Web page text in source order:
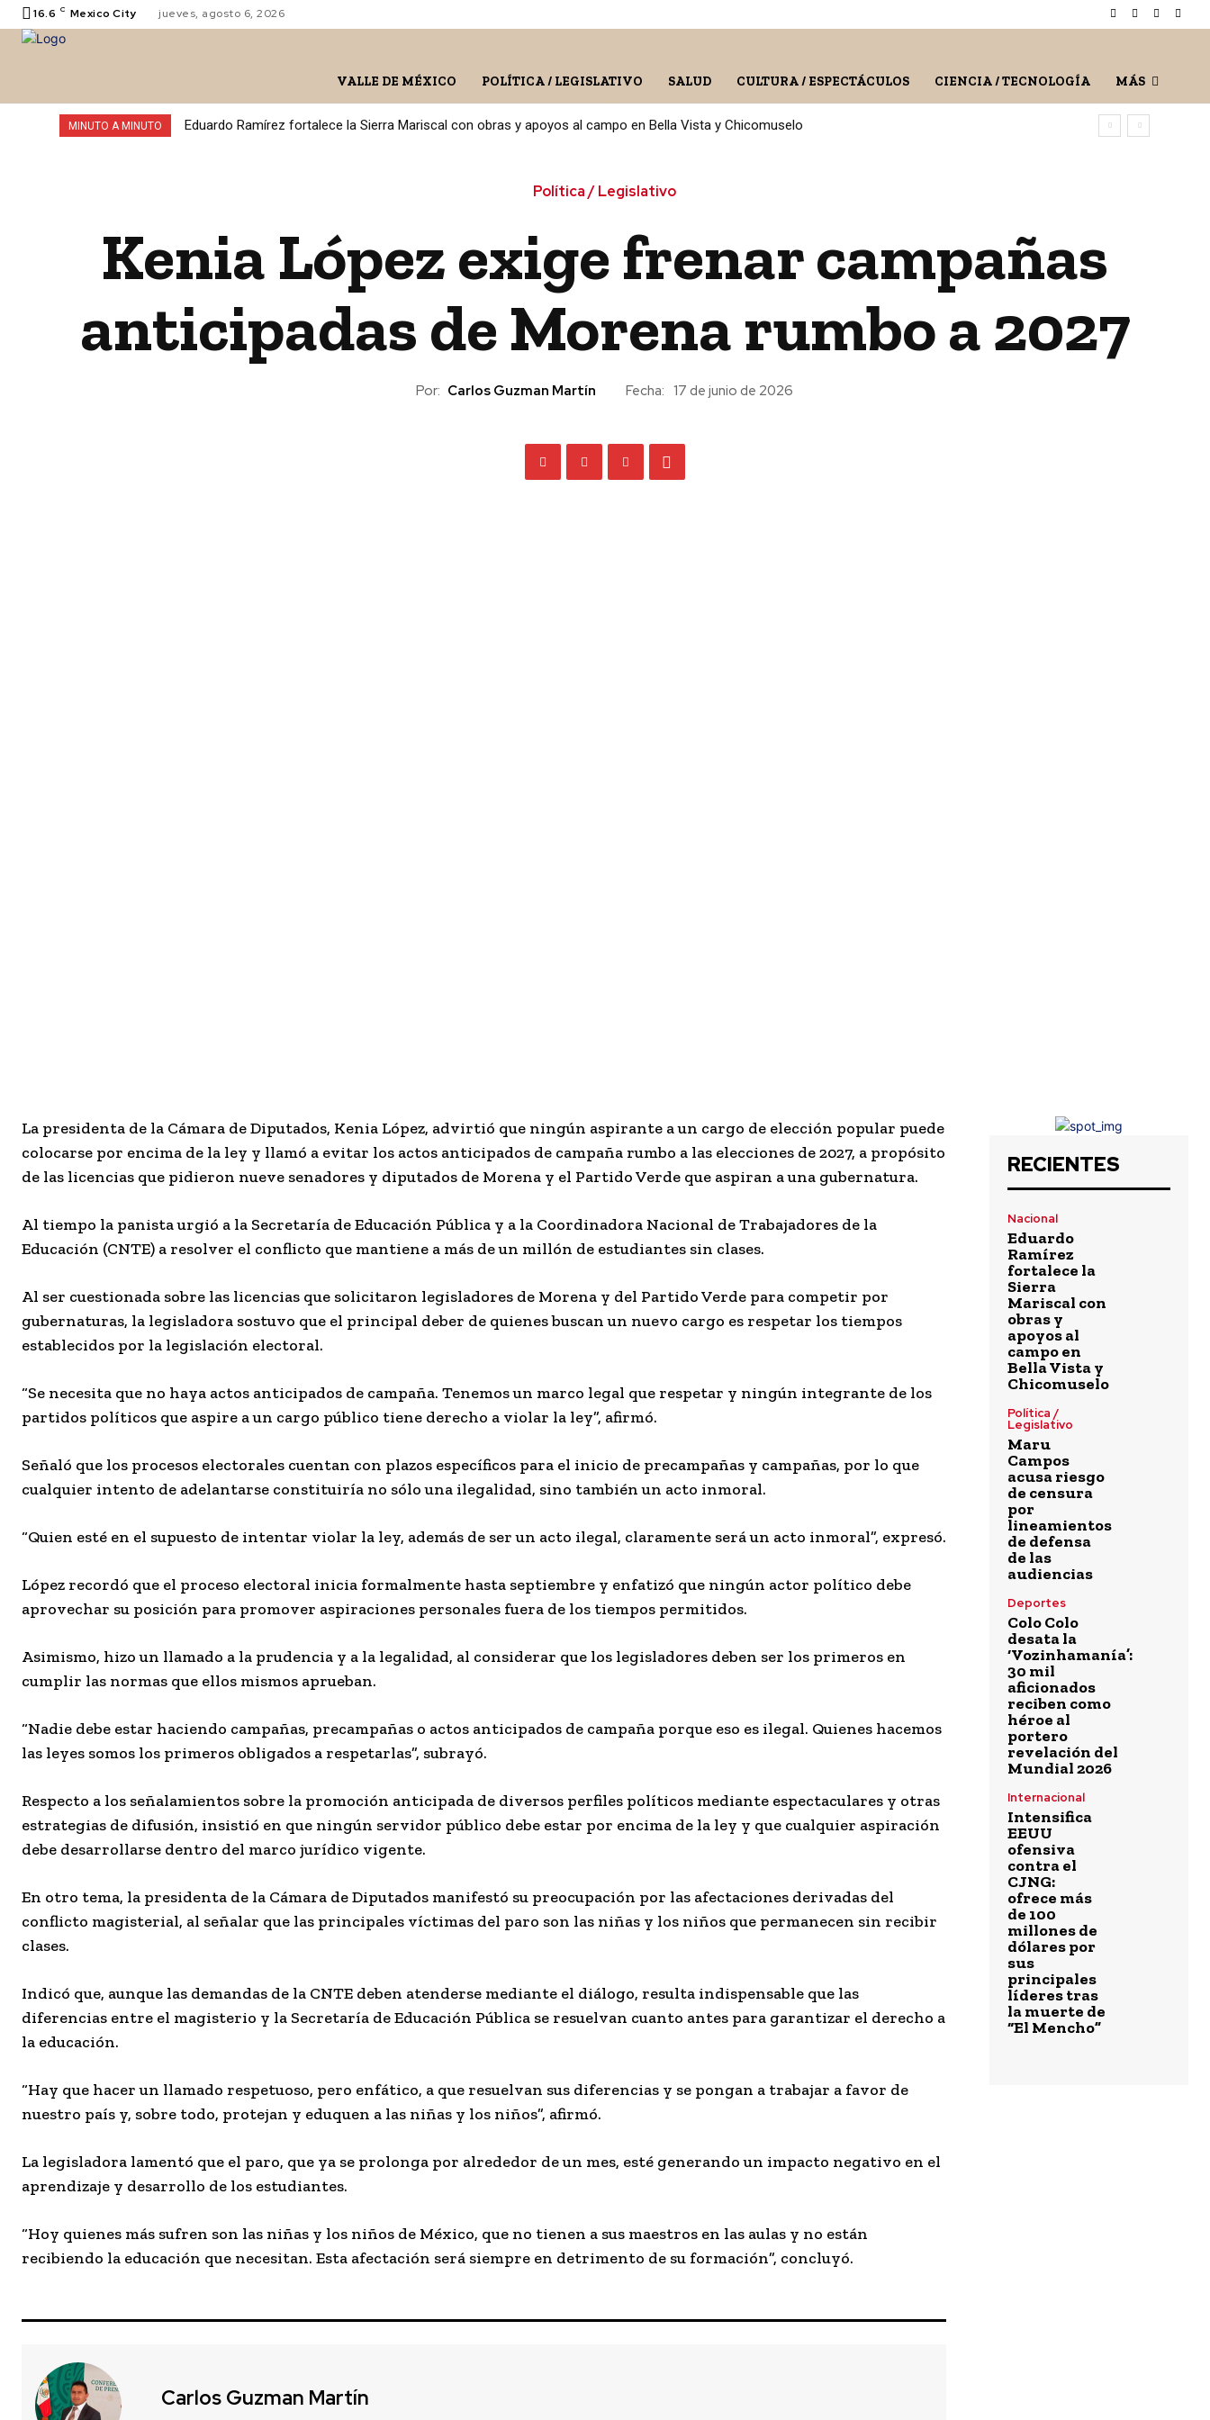
16.6 C Mexico City jueves, agosto 6, 2026
VALLE DE MÉXICO POLÍTICA / LEGISLATIVO SALUD CULTURA / ESPECTÁCULOS CIENCIA / TECNOLOGÍA MÁS
MINUTO A MINUTO Eduardo Ramírez fortalece la Sierra Mariscal con obras y apoyos al campo en Bella Vista y Chicomuselo
Política / Legislativo
Kenia López exige frenar campañas
anticipadas de Morena rumbo a 2027
Por: Carlos Guzman Martín Fecha: 17 de junio de 2026
La presidenta de la Cámara de Diputados, Kenia López, advirtió que ningún aspirante a un cargo de elección popular puede
colocarse por encima de la ley y llamó a evitar los actos anticipados de campaña rumbo a las elecciones de 2027, a propósito
de las licencias que pidieron nueve senadores y diputados de Morena y el Partido Verde que aspiran a una gubernatura.
Al tiempo la panista urgió a la Secretaría de Educación Pública y a la Coordinadora Nacional de Trabajadores de la
Educación (CNTE) a resolver el conflicto que mantiene a más de un millón de estudiantes sin clases.
Al ser cuestionada sobre las licencias que solicitaron legisladores de Morena y del Partido Verde para competir por
gubernaturas, la legisladora sostuvo que el principal deber de quienes buscan un nuevo cargo es respetar los tiempos
establecidos por la legislación electoral.
“Se necesita que no haya actos anticipados de campaña. Tenemos un marco legal que respetar y ningún integrante de los
partidos políticos que aspire a un cargo público tiene derecho a violar la ley”, afirmó.
Señaló que los procesos electorales cuentan con plazos específicos para el inicio de precampañas y campañas, por lo que
cualquier intento de adelantarse constituiría no sólo una ilegalidad, sino también un acto inmoral.
“Quien esté en el supuesto de intentar violar la ley, además de ser un acto ilegal, claramente será un acto inmoral”, expresó.
López recordó que el proceso electoral inicia formalmente hasta septiembre y enfatizó que ningún actor político debe
aprovechar su posición para promover aspiraciones personales fuera de los tiempos permitidos.
Asimismo, hizo un llamado a la prudencia y a la legalidad, al considerar que los legisladores deben ser los primeros en
cumplir las normas que ellos mismos aprueban.
“Nadie debe estar haciendo campañas, precampañas o actos anticipados de campaña porque eso es ilegal. Quienes hacemos
las leyes somos los primeros obligados a respetarlas”, subrayó.
Respecto a los señalamientos sobre la promoción anticipada de diversos perfiles políticos mediante espectaculares y otras
estrategias de difusión, insistió en que ningún servidor público debe estar por encima de la ley y que cualquier aspiración
debe desarrollarse dentro del marco jurídico vigente.
En otro tema, la presidenta de la Cámara de Diputados manifestó su preocupación por las afectaciones derivadas del
conflicto magisterial, al señalar que las principales víctimas del paro son las niñas y los niños que permanecen sin recibir
clases.
Indicó que, aunque las demandas de la CNTE deben atenderse mediante el diálogo, resulta indispensable que las
diferencias entre el magisterio y la Secretaría de Educación Pública se resuelvan cuanto antes para garantizar el derecho a
la educación.
“Hay que hacer un llamado respetuoso, pero enfático, a que resuelvan sus diferencias y se pongan a trabajar a favor de
nuestro país y, sobre todo, protejan y eduquen a las niñas y los niños”, afirmó.
La legisladora lamentó que el paro, que ya se prolonga por alrededor de un mes, esté generando un impacto negativo en el
aprendizaje y desarrollo de los estudiantes.
“Hoy quienes más sufren son las niñas y los niños de México, que no tienen a sus maestros en las aulas y no están
recibiendo la educación que necesitan. Esta afectación será siempre en detrimento de su formación”, concluyó.
Carlos Guzman Martín
RECIENTES
Nacional
Eduardo
Ramírez
fortalece la
Sierra
Mariscal con
obras y
apoyos al
campo en
Bella Vista y
Chicomuselo
Política /
Legislativo
Maru
Campos
acusa riesgo
de censura
por
lineamientos
de defensa
de las
audiencias
Deportes
Colo Colo
desata la
‘Vozinhamanía’:
30 mil
aficionados
reciben como
héroe al
portero
revelación del
Mundial 2026
Internacional
Intensifica
EEUU
ofensiva
contra el
CJNG:
ofrece más
de 100
millones de
dólares por
sus
principales
líderes tras
la muerte de
“El Mencho”